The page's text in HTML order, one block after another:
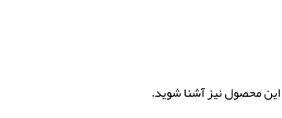
محصول نیز آشنا شوید.